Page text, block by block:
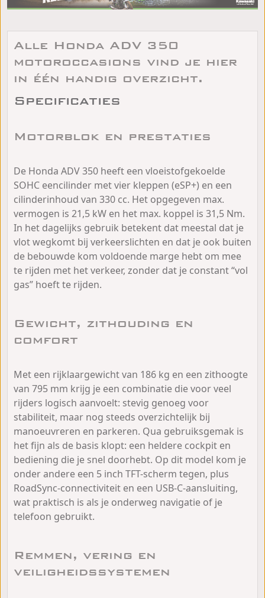
Alle Honda ADV 350
motoroccasions vind je hier
in één handig overzicht.
Specificaties
Motorblok en prestaties
De Honda ADV 350 heeft een vloeistofgekoelde
SOHC eencilinder met vier kleppen (eSP+) en een
cilinderinhoud van 330 cc. Het opgegeven max.
vermogen is 21,5 kW en het max. koppel is 31,5 Nm.
In het dagelijks gebruik betekent dat meestal dat je
vlot wegkomt bij verkeerslichten en dat je ook buiten
de bebouwde kom voldoende marge hebt om mee
te rijden met het verkeer, zonder dat je constant “vol
gas” hoeft te rijden.
Gewicht, zithouding en
comfort
Met een rijklaargewicht van 186 kg en een zithoogte
van 795 mm krijg je een combinatie die voor veel
rijders logisch aanvoelt: stevig genoeg voor
stabiliteit, maar nog steeds overzichtelijk bij
manoeuvreren en parkeren. Qua gebruiksgemak is
het fijn als de basis klopt: een heldere cockpit en
bediening die je snel doorhebt. Op dit model kom je
onder andere een 5 inch TFT-scherm tegen, plus
RoadSync-connectiviteit en een USB-C-aansluiting,
wat praktisch is als je onderweg navigatie of je
telefoon gebruikt.
Remmen, vering en
veiligheidssystemen